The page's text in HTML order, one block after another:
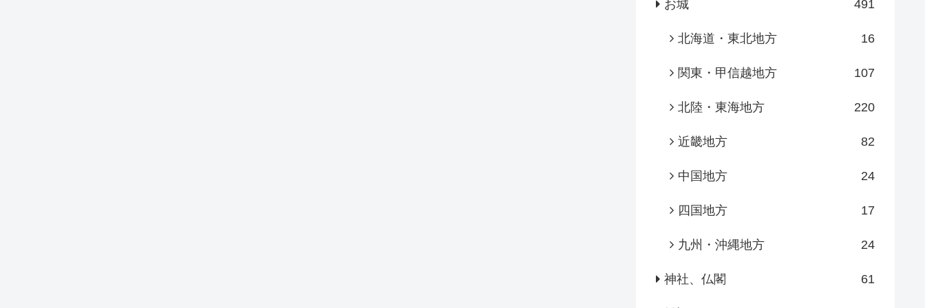
お城 491
北海道・東北地方 16
関東・甲信越地方 107
北陸・東海地方 220
近畿地方 82
中国地方 24
四国地方 17
九州・沖縄地方 24
神社、仏閣 61